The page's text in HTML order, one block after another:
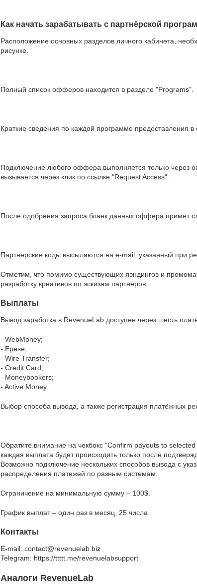
Как начать зарабатывать с партнёрской
Расположение основных разделов личного кабинета,
рисунке.
Полный список офферов находится в разделе "Programs".
Краткие сведения по каждой программе предоставления в
Подключение любого оффера выполняется только через
вызывается через клик по ссылке "Request Access".
После одобрения запроса бланк данных оффера примет
Партнёрские коды высылаются на e-mail, указанный при
Отметим, что помимо существующих лэндингов и
разработку креативов по эскизам партнёров.
Выплаты
Вывод заработка в RevenueLab доступен через шесть
- WebMoney;
- Epese;
- Wire Transfer;
- Credit Card;
- Moneybookers;
- Active Money.
Выбор способа вывода, а также регистрация платёжных
Обратите внимание на чекбокс "Confirm payouts to
каждая выплата будет происходить только после
Возможно подключение нескольких способов вывода с
распределения платежей по разным системам.
Ограничение на минимальную сумму – 100$.
График выплат – один раз в месяц, 25 числа.
Контакты
E-mail: contact@revenuelab.biz
Telegram: https://ttttt.me/revenuelabsupport
Аналоги RevenueLab